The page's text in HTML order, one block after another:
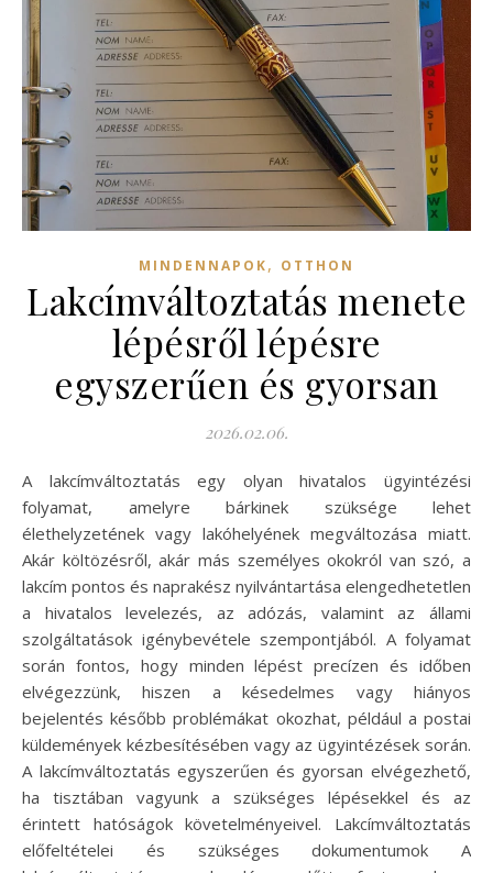
MINDENNAPOK, OTTHON
Lakcímváltoztatás menete
lépésről lépésre
egyszerűen és gyorsan
2026.02.06.
A lakcímváltoztatás egy olyan hivatalos ügyintézési
folyamat, amelyre bárkinek szüksége lehet
élethelyzetének vagy lakóhelyének megváltozása miatt.
Akár költözésről, akár más személyes okokról van szó, a
lakcím pontos és naprakész nyilvántartása elengedhetetlen
a hivatalos levelezés, az adózás, valamint az állami
szolgáltatások igénybevétele szempontjából. A folyamat
során fontos, hogy minden lépést precízen és időben
elvégezzünk, hiszen a késedelmes vagy hiányos
bejelentés később problémákat okozhat, például a postai
küldemények kézbesítésében vagy az ügyintézések során.
A lakcímváltoztatás egyszerűen és gyorsan elvégezhető,
ha tisztában vagyunk a szükséges lépésekkel és az
érintett hatóságok követelményeivel. Lakcímváltoztatás
előfeltételei és szükséges dokumentumok A